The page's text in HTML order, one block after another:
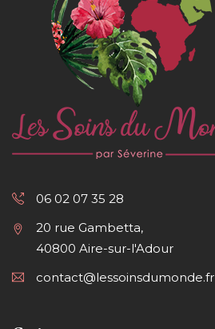
06 02 07 35 28
20 rue Gambetta,
40800 Aire-sur-l'Adour
contact@lessoinsdumonde.fr